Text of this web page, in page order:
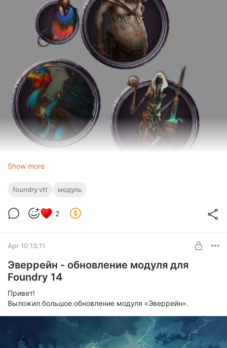
Show more
foundry vtt модуль
2
Apr 10 13:11
Эверрейн - обновление модуля для
Foundry 14
Привет!
Выложил большое обновление модуля «Эверрейн».